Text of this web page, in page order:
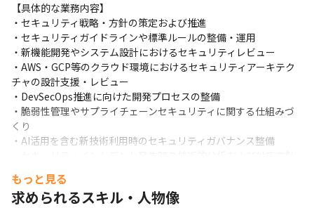
【具体的な業務内容】
・セキュリティ戦略・方針の策定および推進
・セキュリティガイドラインや標準ルールの整備・運用
・新機能開発やシステム設計におけるセキュリティレビュー
・AWS・GCP等のクラウド環境におけるセキュリティアーキテク
チャの設計支援・レビュー
・DevSecOps推進に向けた開発プロセスの整備
・脆弱性管理やサプライチェーンセキュリティに関する仕組みづ
くり
・AI活用を含む新技術利用時のセキュリティガバナンス整備
・開発組織全体のセキュリティ意識向上に向けた啓発活動や仕組
みづくり
もっと見る
求められるスキル・人物像